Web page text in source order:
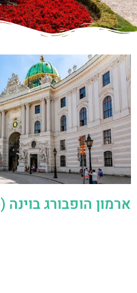
ארמון הופבורג בוינה (Hofburg Palace)